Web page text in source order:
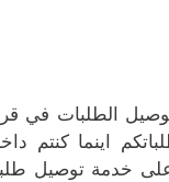
الطلبات في
اينما كنتم
على خدمة توصيل